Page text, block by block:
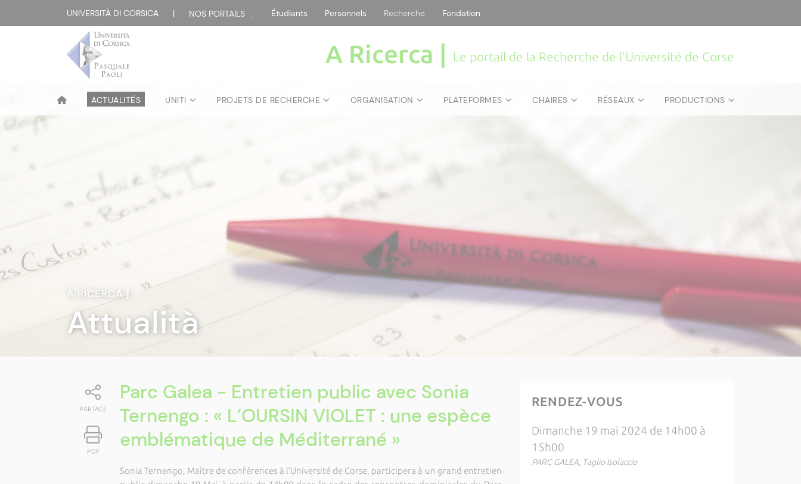
UNIVERSITÀ DI CORSICA | NOS PORTAILS : Étudiants Personnels Recherche Fondation
A Ricerca | Le portail de la Recherche de l'Université de Corse
ACTUALITÉS UNITI PROJETS DE RECHERCHE ORGANISATION PLATEFORMES CHAIRES RÉSEAUX PRODUCTIONS
A RICERCA|
Attualità
PARTAGE
PDF
Parc Galea - Entretien public avec Sonia
Ternengo : « L’OURSIN VIOLET : une espèce
emblématique de Méditerrané »
Sonia Ternengo, Maître de conférences à l’Université de Corse, participera à un grand entretien
RENDEZ-VOUS
Dimanche 19 mai 2024 de 14h00 à
15h00
PARC GALEA, Taglio Isolaccio